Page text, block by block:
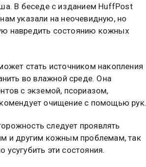
В беседе с изданием HuffPost
указали на неочевидную, но
навредить состоянию кожных
стать источником накопления
во влажной среде. Она
с экземой, псориазом,
очищение с помощью рук.
следует проявлять
и другим кожным проблемам, так
эти состояния.